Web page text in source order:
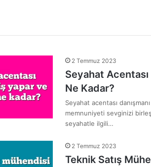
2 Temmuz 2023
Seyahat Acentası
Ne Kadar?
Seyahat acentası
memnuniyeti sevginizi
seyahatle ilgili…
2 Temmuz 2023
Teknik Satış